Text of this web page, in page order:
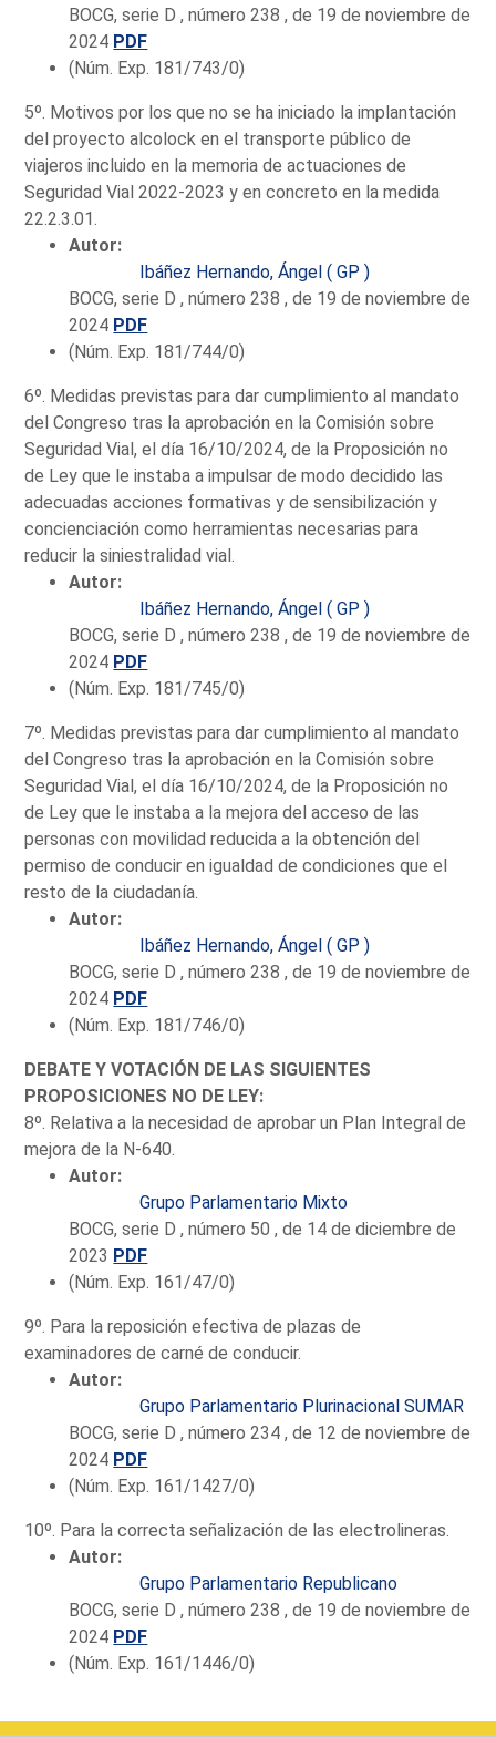
BOCG, serie D , número 238 , de 19 de noviembre de
2024 PDF
(Núm. Exp. 181/743/0)
5º. Motivos por los que no se ha iniciado la implantación
del proyecto alcolock en el transporte público de
viajeros incluido en la memoria de actuaciones de
Seguridad Vial 2022-2023 y en concreto en la medida
22.2.3.01.
Autor:
Ibáñez Hernando, Ángel ( GP )
BOCG, serie D , número 238 , de 19 de noviembre de
2024 PDF
(Núm. Exp. 181/744/0)
6º. Medidas previstas para dar cumplimiento al mandato
del Congreso tras la aprobación en la Comisión sobre
Seguridad Vial, el día 16/10/2024, de la Proposición no
de Ley que le instaba a impulsar de modo decidido las
adecuadas acciones formativas y de sensibilización y
concienciación como herramientas necesarias para
reducir la siniestralidad vial.
Autor:
Ibáñez Hernando, Ángel ( GP )
BOCG, serie D , número 238 , de 19 de noviembre de
2024 PDF
(Núm. Exp. 181/745/0)
7º. Medidas previstas para dar cumplimiento al mandato
del Congreso tras la aprobación en la Comisión sobre
Seguridad Vial, el día 16/10/2024, de la Proposición no
de Ley que le instaba a la mejora del acceso de las
personas con movilidad reducida a la obtención del
permiso de conducir en igualdad de condiciones que el
resto de la ciudadanía.
Autor:
Ibáñez Hernando, Ángel ( GP )
BOCG, serie D , número 238 , de 19 de noviembre de
2024 PDF
(Núm. Exp. 181/746/0)
DEBATE Y VOTACIÓN DE LAS SIGUIENTES
PROPOSICIONES NO DE LEY:
8º. Relativa a la necesidad de aprobar un Plan Integral de
mejora de la N-640.
Autor:
Grupo Parlamentario Mixto
BOCG, serie D , número 50 , de 14 de diciembre de
2023 PDF
(Núm. Exp. 161/47/0)
9º. Para la reposición efectiva de plazas de
examinadores de carné de conducir.
Autor:
Grupo Parlamentario Plurinacional SUMAR
BOCG, serie D , número 234 , de 12 de noviembre de
2024 PDF
(Núm. Exp. 161/1427/0)
10º. Para la correcta señalización de las electrolineras.
Autor:
Grupo Parlamentario Republicano
BOCG, serie D , número 238 , de 19 de noviembre de
2024 PDF
(Núm. Exp. 161/1446/0)